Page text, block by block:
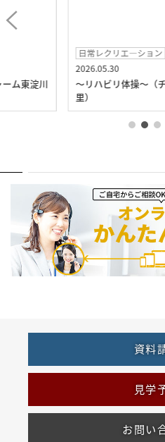
ム東淀川
日常レクリエ―ション
2026.05.30
～リハビリ体操～（
里）
資料
見学
お問い